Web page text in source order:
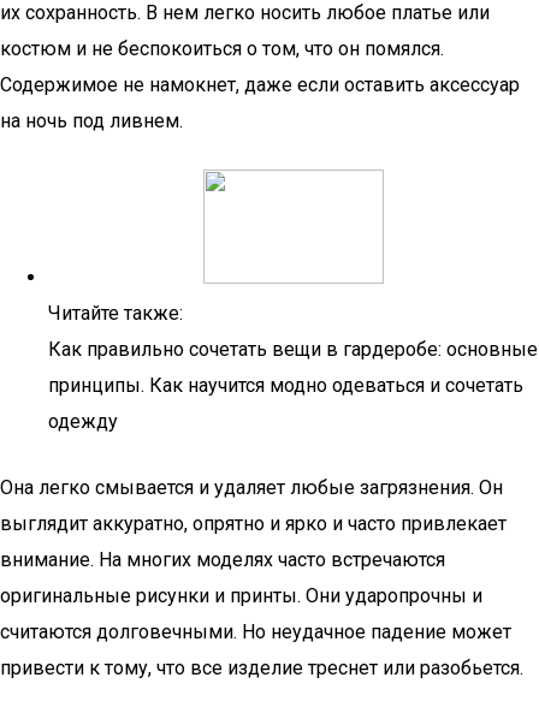
их сохранность. В нем легко носить любое платье или
костюм и не беспокоиться о том, что он помялся.
Содержимое не намокнет, даже если оставить аксессуар
на ночь под ливнем.
Читайте также:
Как правильно сочетать вещи в гардеробе: основные
принципы. Как научится модно одеваться и сочетать
одежду
Она легко смывается и удаляет любые загрязнения. Он
выглядит аккуратно, опрятно и ярко и часто привлекает
внимание. На многих моделях часто встречаются
оригинальные рисунки и принты. Они ударопрочны и
считаются долговечными. Но неудачное падение может
привести к тому, что все изделие треснет или разобьется.